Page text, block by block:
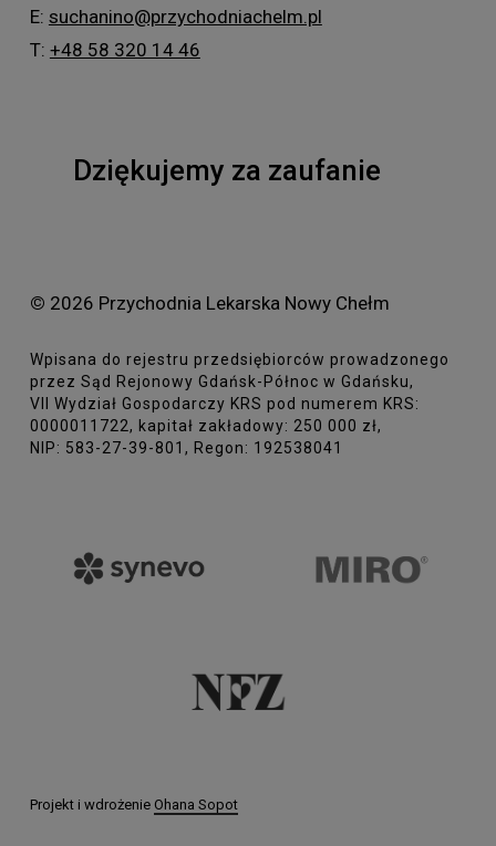
E: suchanino@przychodniachelm.pl
T: +48 58 320 14 46
Dziękujemy za zaufanie
© 2026 Przychodnia Lekarska Nowy Chełm
Wpisana do rejestru przedsiębiorców prowadzonego
przez Sąd Rejonowy Gdańsk-Północ w Gdańsku,
VII Wydział Gospodarczy KRS pod numerem KRS:
0000011722, kapitał zakładowy: 250 000 zł,
NIP: 583-27-39-801, Regon: 192538041
Projekt i wdrożenie Ohana Sopot